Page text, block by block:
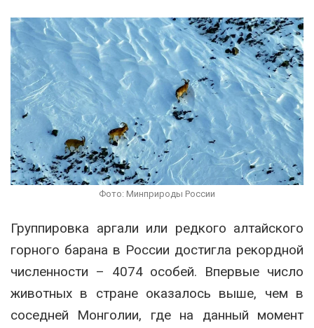
Фото: Минприроды России
Группировка аргали или редкого алтайского
горного барана в России достигла рекордной
численности – 4074 особей. Впервые число
животных в стране оказалось выше, чем в
соседней Монголии, где на данный момент